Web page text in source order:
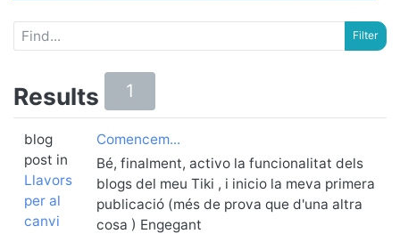
Results 1
blog
post in
Llavors
per al
canvi
Comencem...
Bé, finalment, activo la funcionalitat dels
blogs del meu Tiki , i inicio la meva primera
publicació (més de prova que d'una altra
cosa ) Engegant